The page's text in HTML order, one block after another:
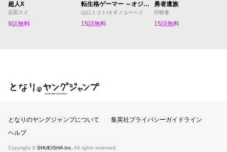
超人X
石田スイ
9話無料
転生格ゲーマー ～オジでも勝てる異世界攻略～
山口ミコト/オギノユーヘイ
15話無料
勇者遺族
印牧巻
15話無料
となりのヤングジャンプ
となりのヤングジャンプについて
集英社プライバシーガイドライン
ヘルプ
Copyright © SHUEISHA Inc. All rights reserved.